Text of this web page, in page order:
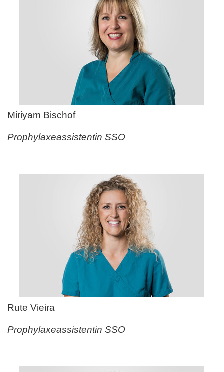
Miriyam Bischof
Prophylaxeassistentin SSO
Rute Vieira
Prophylaxeassistentin SSO